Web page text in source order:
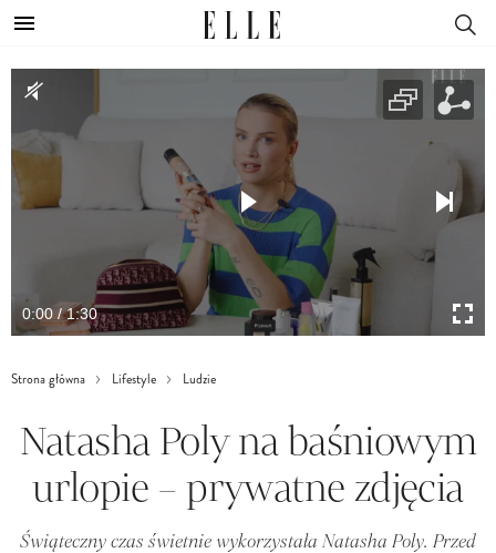
0:00 / 1:30
Strona główna Lifestyle Ludzie
Natasha Poly na baśniowym
urlopie – prywatne zdjęcia
Świąteczny czas świetnie wykorzystała Natasha Poly. Przed